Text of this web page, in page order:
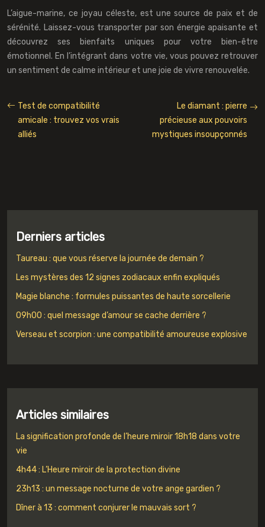
L’aigue-marine, ce joyau céleste, est une source de paix et de
sérénité. Laissez-vous transporter par son énergie apaisante et
découvrez ses bienfaits uniques pour votre bien-être
émotionnel. En l’intégrant dans votre vie, vous pouvez retrouver
un sentiment de calme intérieur et une joie de vivre renouvelée.
Test de compatibilité
amicale : trouvez vos vrais
alliés
Le diamant : pierre
précieuse aux pouvoirs
mystiques insoupçonnés
Derniers articles
Taureau : que vous réserve la journée de demain ?
Les mystères des 12 signes zodiacaux enfin expliqués
Magie blanche : formules puissantes de haute sorcellerie
09h00 : quel message d’amour se cache derrière ?
Verseau et scorpion : une compatibilité amoureuse explosive
Articles similaires
La signification profonde de l’heure miroir 18h18 dans votre
vie
4h44 : L’Heure miroir de la protection divine
23h13 : un message nocturne de votre ange gardien ?
Dîner à 13 : comment conjurer le mauvais sort ?